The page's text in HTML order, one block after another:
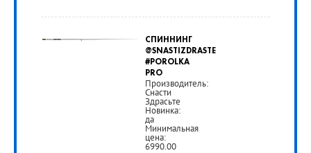
46
900
руб.
РУБ
СПИННИНГ
@SNASTIZDRASTE
#POROLKA
PRO
Производитель:
Снасти
Здрасьте
Новинка:
да
Минимальная
цена:
6990.00